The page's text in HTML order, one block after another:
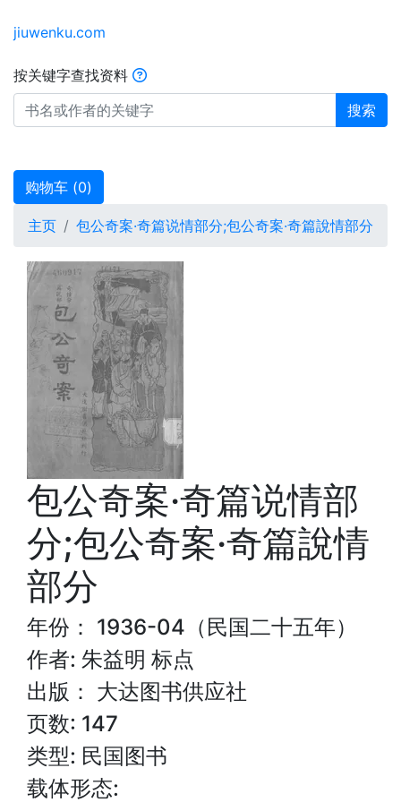
jiuwenku.com
按关键字查找资料
搜索
购物车 (0)
主页 包公奇案·奇篇说情部分;包公奇案·奇篇說情部分
包公奇案·奇篇说情部
分;包公奇案·奇篇說情
部分
年份： 1936-04（民国二十五年）
作者: 朱益明 标点
出版： 大达图书供应社
页数: 147
类型: 民国图书
载体形态: